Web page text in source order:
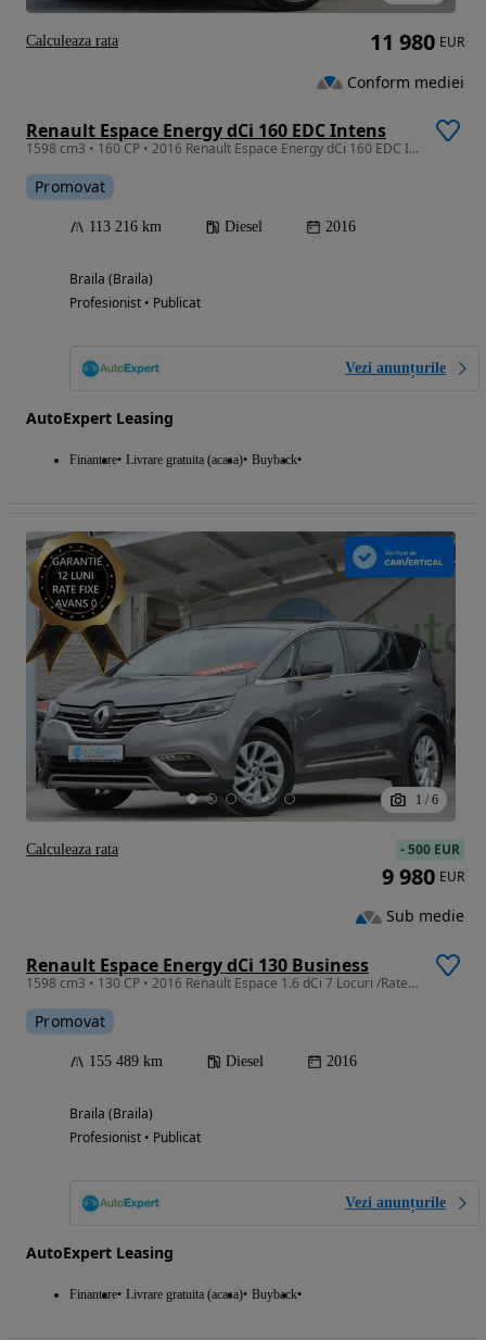
Renault Espace Energy dCi 160 EDC Intens
1598 cm3 • 160 CP • 2016 Renault Espace Energy dCi 160 EDC Intens / RATE FIXE /
Promovat
113 216 km Diesel 2016
Braila (Braila)
Profesionist • Publicat
Vezi anunțurile
AutoExpert Leasing
Finantare Livrare gratuita (acasa) Buyback
11 980 EUR
Conform mediei
Calculeaza rata
1 / 6
Renault Espace Energy dCi 130 Business
1598 cm3 • 130 CP • 2016 Renault Espace 1.6 dCi 7 Locuri /Rate Fixe/Avans 0/Garantie
Promovat
155 489 km Diesel 2016
Braila (Braila)
Profesionist • Publicat
Vezi anunțurile
AutoExpert Leasing
Finantare Livrare gratuita (acasa) Buyback
-500 EUR
9 980 EUR
Sub medie
Calculeaza rata